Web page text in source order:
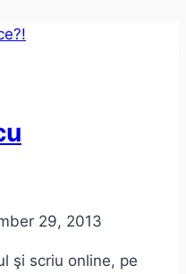
29, 2013
şi scriu online, pe